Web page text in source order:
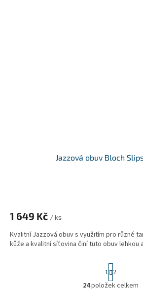
Jazzová obuv Bloch
1 649 Kč / ks
Kvalitní Jazzová obuv s využitím pro různé
kůže a kvalitní síťovina činí tuto obuv lehkou
S
t
r
1 2
24položek celkem